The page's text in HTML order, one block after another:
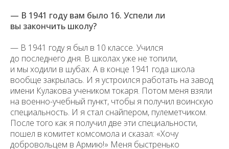
— В 1941 году вам было 16. Успели ли
вы закончить школу?
— В 1941 году я был в 10 классе. Учился
до последнего дня. В школах уже не топили,
и мы ходили в шубах. А в конце 1941 года школа
вообще закрылась. И я устроился работать на завод
имени Кулакова учеником токаря. Потом меня взяли
на военно-учебный пункт, чтобы я получил воинскую
специальность. И я стал снайпером, пулеметчиком.
После того как я получил две эти специальности,
пошел в комитет комсомола и сказал: «Хочу
добровольцем в Армию!» Меня быстренько